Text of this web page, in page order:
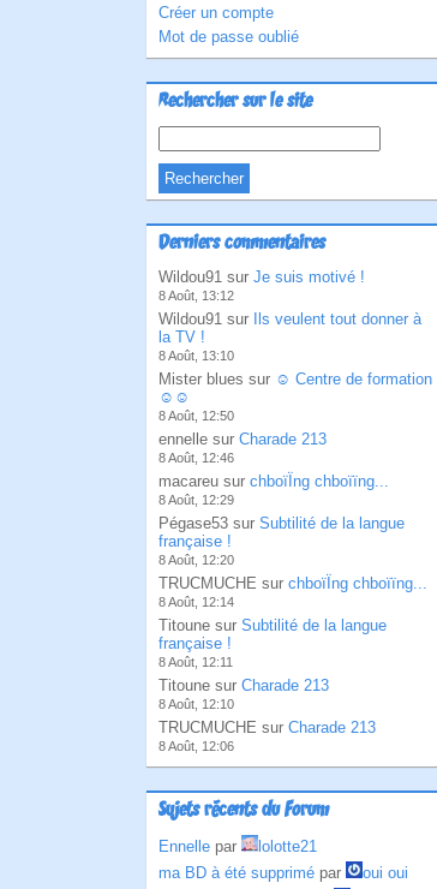
Créer un compte
Mot de passe oublié
Rechercher sur le site
Derniers commentaires
Wildou91 sur Je suis motivé !
8 Août, 13:12
Wildou91 sur
Ils veulent tout donner à
la TV !
8 Août, 13:10
Mister blues sur ☺ Centre de formation
☺☺
8 Août, 12:50
ennelle sur Charade 213
8 Août, 12:46
macareu sur chboïÏng chboïïng...
8 Août, 12:29
Pégase53 sur Subtilité de la langue
française !
8 Août, 12:20
TRUCMUCHE sur chboïÏng chboïïng...
8 Août, 12:14
Titoune sur Subtilité de la langue
française !
8 Août, 12:11
Titoune sur Charade 213
8 Août, 12:10
TRUCMUCHE sur Charade 213
8 Août, 12:06
Sujets récents du Forum
Ennelle par
lolotte21
ma BD à été supprimé par
oui oui